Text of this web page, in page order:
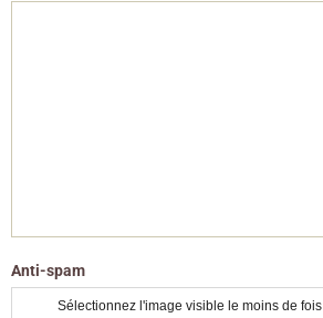
Anti-spam
Sélectionnez l'image visible le moins de fois